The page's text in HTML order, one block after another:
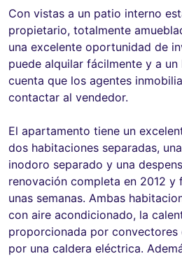
Con vistas a un patio interno
propietario, totalmente
una excelente oportunidad de
puede alquilar fácilmente y a un
cuenta que los agentes
contactar al vendedor.
El apartamento tiene un
dos habitaciones separadas,
inodoro separado y una
renovación completa en 2012 y
unas semanas. Ambas
con aire acondicionado, la
proporcionada por convectores
por una caldera eléctrica.